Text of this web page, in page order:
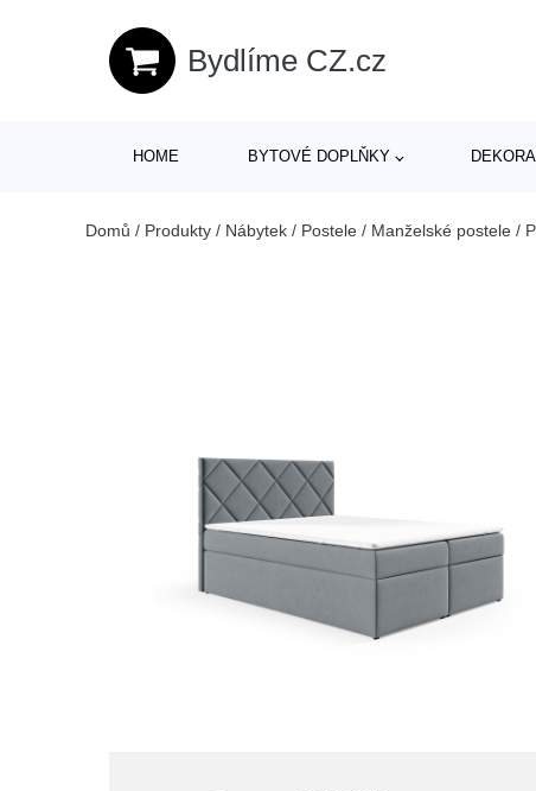
Bydlíme CZ.cz
HOME BYTOVÉ DOPLŇKY
Domů / Produkty / Nábytek / Postele / Manželské postele /